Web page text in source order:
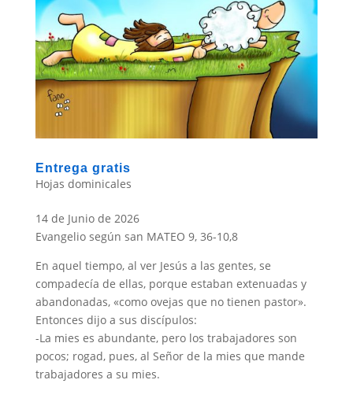
Entrega gratis
Hojas dominicales
14 de Junio de 2026
Evangelio según san MATEO 9, 36-10,8
En aquel tiempo, al ver Jesús a las gentes, se
compadecía de ellas, porque estaban extenuadas y
abandonadas, «como ovejas que no tienen pastor».
Entonces dijo a sus discípulos:
-La mies es abundante, pero los trabajadores son
pocos; rogad, pues, al Señor de la mies que mande
trabajadores a su mies.